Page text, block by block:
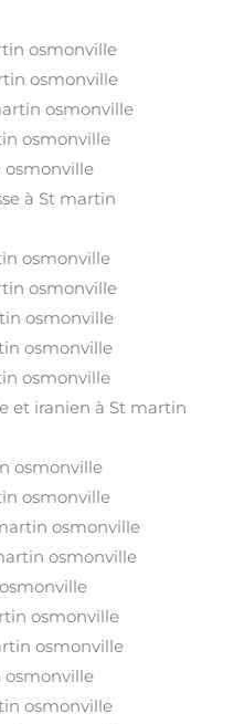
osmonville
osmonville
osmonville
osmonville
osmonville
à St martin
osmonville
osmonville
osmonville
osmonville
osmonville
et iranien à St martin
osmonville
osmonville
osmonville
osmonville
osmonville
osmonville
osmonville
osmonville